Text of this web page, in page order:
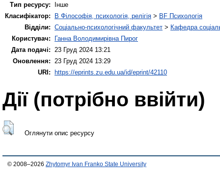
Тип ресурсу:
Інше
Класифікатор:
B Філософія, психологія, релігія > BF Психологія
Відділи: Соціально-психологічний факультет > Кафедра
Користувач:
Ганна Володимирівна Пирог
Дата подачі: 23 Груд 2024 13:21
Оновлення: 23 Груд 2024 13:29
URI:
https://eprints.zu.edu.ua/id/eprint/42110
Дії ​​(потрібно ввійти)
Оглянути опис ресурсу
© 2008–2026 Zhytomyr Ivan Franko State University